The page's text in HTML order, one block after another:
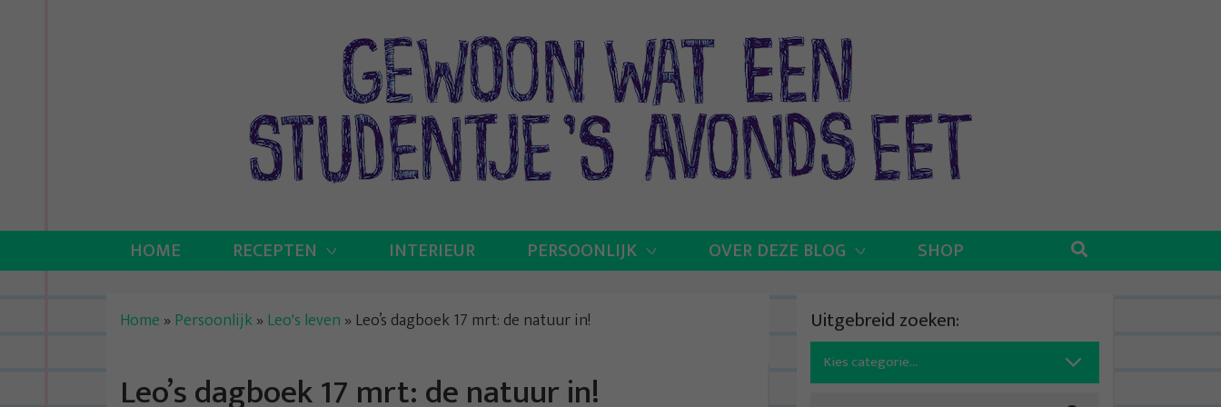
HOME RECEPTEN INTERIEUR PERSOONLIJK OVER DEZE BLOG SHOP
Home » Persoonlijk» Leo's leven » Leo’s dagboek 17 mrt: de natuur in!
Leo’s dagboek 17 mrt: de natuur in!
Uitgebreid zoeken:
Search
for: